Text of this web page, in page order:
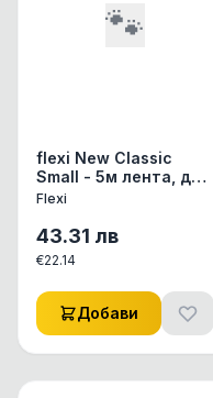
🐾
flexi New Classic
Small - 5м лента, до
15 кг - черен
Flexi
43.31 лв
€22.14
Добави